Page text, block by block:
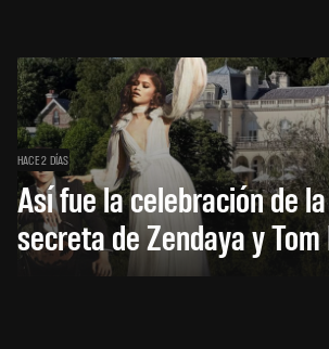
HACE 2 DÍAS
Así fue la celebración de
secreta de Zendaya y